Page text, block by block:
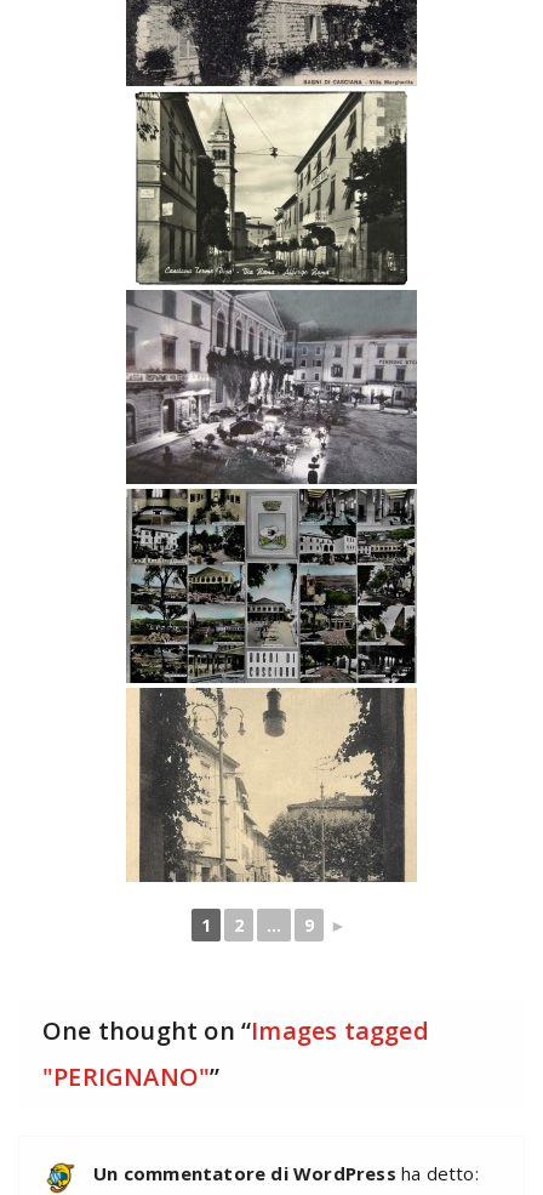
1 2 ... 9 ►
One thought on “Images tagged
"PERIGNANO"”
Un commentatore di WordPress ha detto: